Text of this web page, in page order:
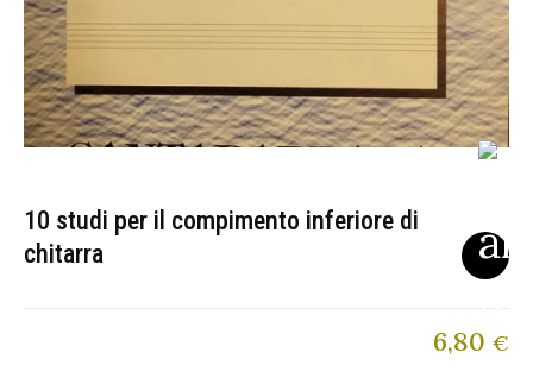
10 studi per il compimento inferiore di
chitarra
6,80 €